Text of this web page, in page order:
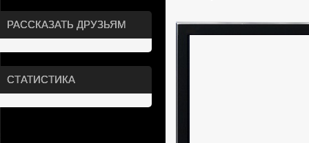
РАССКАЗАТЬ ДРУЗЬЯМ
СТАТИСТИКА